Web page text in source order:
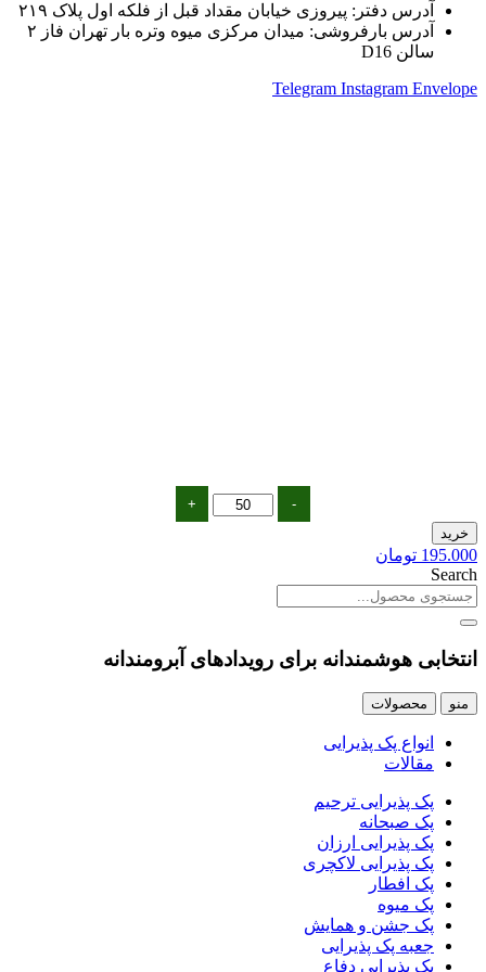
آدرس دفتر: پیروزی خیابان مقداد قبل از فلکه اول پلاک ۲۱۹
آدرس بارفروشی: میدان مرکزی میوه وتره بار تهران فاز ۲
سالن D16
Telegram Instagram Envelope
-
پک
افطار
+
خرید
195.000 تومان
Search
انتخابی هوشمندانه برای رویدادهای آبرومندانه
منو محصولات
انواع پک پذیرایی
مقالات
پک پذیرایی ترحیم
پک صبحانه
پک پذیرایی ارزان
پک پذیرایی لاکچری
پک افطار
پک میوه
پک جشن و همایش
جعبه پک پذیرایی
پک پذیرایی دفاع